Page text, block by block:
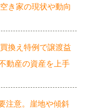
き家の現状や動向
換え特例で譲渡益
動産の資産を上手
注意。崖地や傾斜